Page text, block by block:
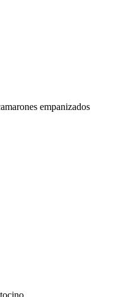
empanizados